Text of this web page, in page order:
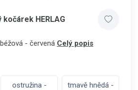
kočárek HERLAG
- červená Celý popis
ostružina -
tmavě hnědá -